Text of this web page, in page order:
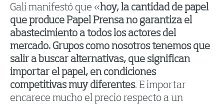
Gali manifestó que «hoy, la cantidad de papel
que produce Papel Prensa no garantiza el
abastecimiento a todos los actores del
mercado. Grupos como nosotros tenemos que
salir a buscar alternativas, que significan
importar el papel, en condiciones
competitivas muy diferentes. E importar
encarece mucho el precio respecto a un